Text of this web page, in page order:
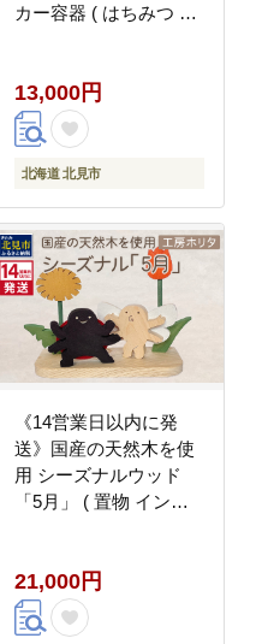
カー容器 ( はちみつ 蜂
【022-0024】
13,000円
北海道 北見市
《14営業日以内に発
送》国産の天然木を使
用 シーズナルウッド
「5月」 ( 置物 インテ
21,000円